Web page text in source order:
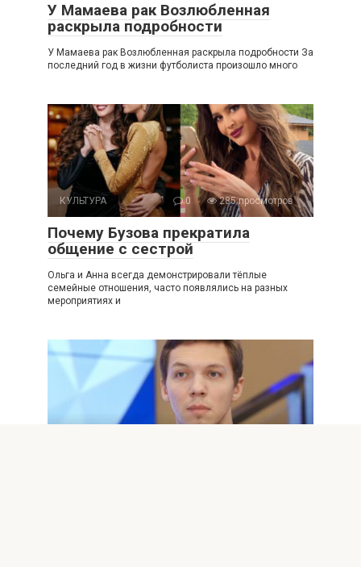
У Мамаева рак Возлюбленная
раскрыла подробности
У Мамаева рак Возлюбленная раскрыла подробности За
последний год в жизни футболиста произошло много
КУЛЬТУРА 0 285 просмотров
Почему Бузова прекратила
общение с сестрой
Ольга и Анна всегда демонстрировали тёплые
семейные отношения, часто появлялись на разных
мероприятиях и